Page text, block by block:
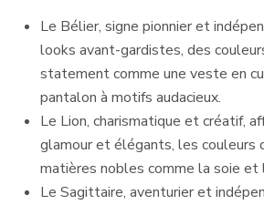
Le Bélier, signe pionnier et
looks avant-gardistes, des
statement comme une veste en
pantalon à motifs audacieux.
Le Lion, charismatique et créatif,
glamour et élégants, les couleurs
matières nobles comme la soie et
Le Sagittaire, aventurier et